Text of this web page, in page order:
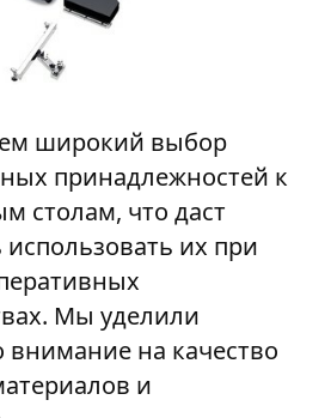
широкий выбор
принадлежностей к
столам, что даст
их при
Мы уделили
на качество
и